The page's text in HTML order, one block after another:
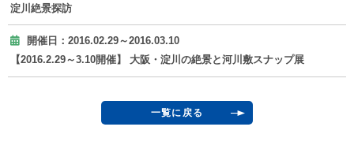
淀川絶景探訪
開催日：2016.02.29～2016.03.10
【2016.2.29～3.10開催】 大阪・淀川の絶景と河川敷スナップ展
一覧に戻る